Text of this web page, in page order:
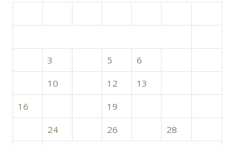
3 5 6
10 12 13
16
19
24 26 28